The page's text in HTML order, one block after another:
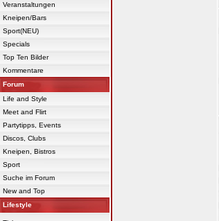
Veranstaltungen
Kneipen/Bars
Sport(NEU)
Specials
Top Ten Bilder
Kommentare
Forum
Life and Style
Meet and Flirt
Partytipps, Events
Discos, Clubs
Kneipen, Bistros
Sport
Suche im Forum
New and Top
Lifestyle